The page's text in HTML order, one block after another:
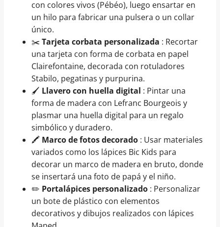
con colores vivos (Pébéo), luego ensartar en
un hilo para fabricar una pulsera o un collar
único.
✂️Tarjeta corbata personalizada : Recortar
una tarjeta con forma de corbata en papel
Clairefontaine, decorada con rotuladores
Stabilo, pegatinas y purpurina.
🖌️ Llavero con huella digital : Pintar una
forma de madera con Lefranc Bourgeois y
plasmar una huella digital para un regalo
simbólico y duradero.
🖍️ Marco de fotos decorado : Usar materiales
variados como los lápices Bic Kids para
decorar un marco de madera en bruto, donde
se insertará una foto de papá y el niño.
✏️ Portalápices personalizado : Personalizar
un bote de plástico con elementos
decorativos y dibujos realizados con lápices